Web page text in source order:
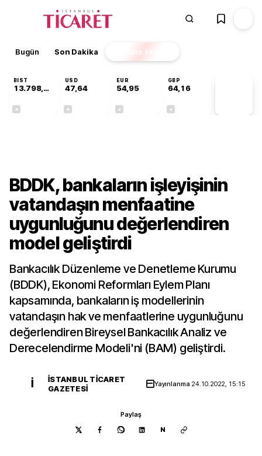
Bugün Son Dakika Finans EKSTRA
BIST
13.798,82
USD
47,64
EUR
54,95
GBP
64,16
BDDK, bankaların işleyişinin
vatandaşın menfaatine
uygunluğunu değerlendiren
model geliştirdi
Bankacılık Düzenleme ve Denetleme Kurumu
(BDDK), Ekonomi Reformları Eylem Planı
kapsamında, bankaların iş modellerinin
vatandaşın hak ve menfaatlerine uygunluğunu
değerlendiren Bireysel Bankacılık Analiz ve
Derecelendirme Modeli'ni (BAM) geliştirdi.
İ
İSTANBUL TICARET
GAZETESI
Yayınlanma 24.10.2022, 15:15
Paylaş
N